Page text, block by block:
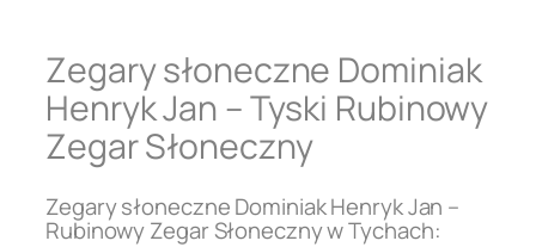
Zegary słoneczne Dominiak
Henryk Jan – Tyski Rubinowy
Zegar Słoneczny
Zegary słoneczne Dominiak Henryk Jan –
Rubinowy Zegar Słoneczny w Tychach: